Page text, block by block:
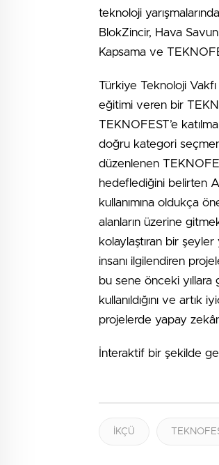
teknoloji
BlokZincir, Hava
Kapsama ve
Türkiye Teknoloji
eğitimi veren bir
TEKNOFEST’e
doğru kategori
düzenlenen
hedeflediğini belirten
kullanımına oldukça
alanların üzerine
kolaylaştıran bir
insanı ilgilendiren
bu sene önceki
kullanıldığını ve
projelerde yapay
İnteraktif bir şekilde
İKÇÜ